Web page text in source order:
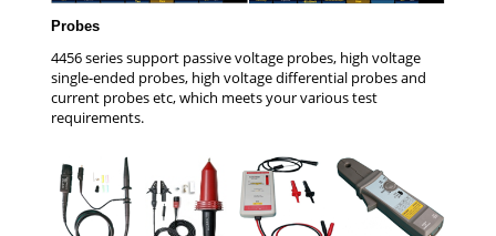
Probes
4456 series support passive voltage probes, high voltage
single-ended probes, high voltage differential probes and
current probes etc, which meets your various test
requirements.